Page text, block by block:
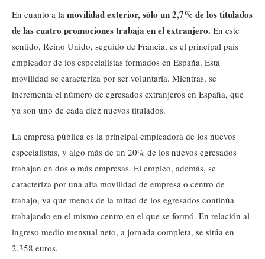
En cuanto a la movilidad exterior, sólo un 2,7% de los titulados
de las cuatro promociones trabaja en el extranjero. En este
sentido, Reino Unido, seguido de Francia, es el principal país
empleador de los especialistas formados en España. Esta
movilidad se caracteriza por ser voluntaria. Mientras, se
incrementa el número de egresados extranjeros en España, que
ya son uno de cada diez nuevos titulados.
La empresa pública es la principal empleadora de los nuevos
especialistas, y algo más de un 20% de los nuevos egresados
trabajan en dos o más empresas. El empleo, además, se
caracteriza por una alta movilidad de empresa o centro de
trabajo, ya que menos de la mitad de los egresados continúa
trabajando en el mismo centro en el que se formó. En relación al
ingreso medio mensual neto, a jornada completa, se sitúa en
2.358 euros.